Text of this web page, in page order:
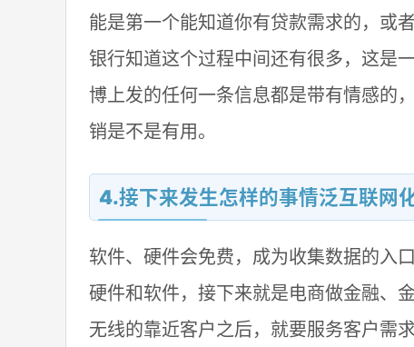
能是第一个能知道你有贷款需求的，或
银行知道这个过程中间还有很多，这是
博上发的任何一条信息都是带有情感的
销是不是有用。
4.接下来发生怎样的事情泛互联网
软件、硬件会免费，成为收集数据的入
硬件和软件，接下来就是电商做金融、
无线的靠近客户之后，就要服务客户需